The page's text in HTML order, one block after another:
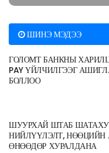
ШИНЭ МЭДЭЭ
ГОЛОМТ БАНКНЫ
PAY ҮЙЛЧИЛГЭЭГ
БОЛЛОО
ШУУРХАЙ ШТАБ
НИЙЛҮҮЛЭЛТ, НӨӨЦИЙН
ӨНӨӨДӨР ХУРАЛДАНА